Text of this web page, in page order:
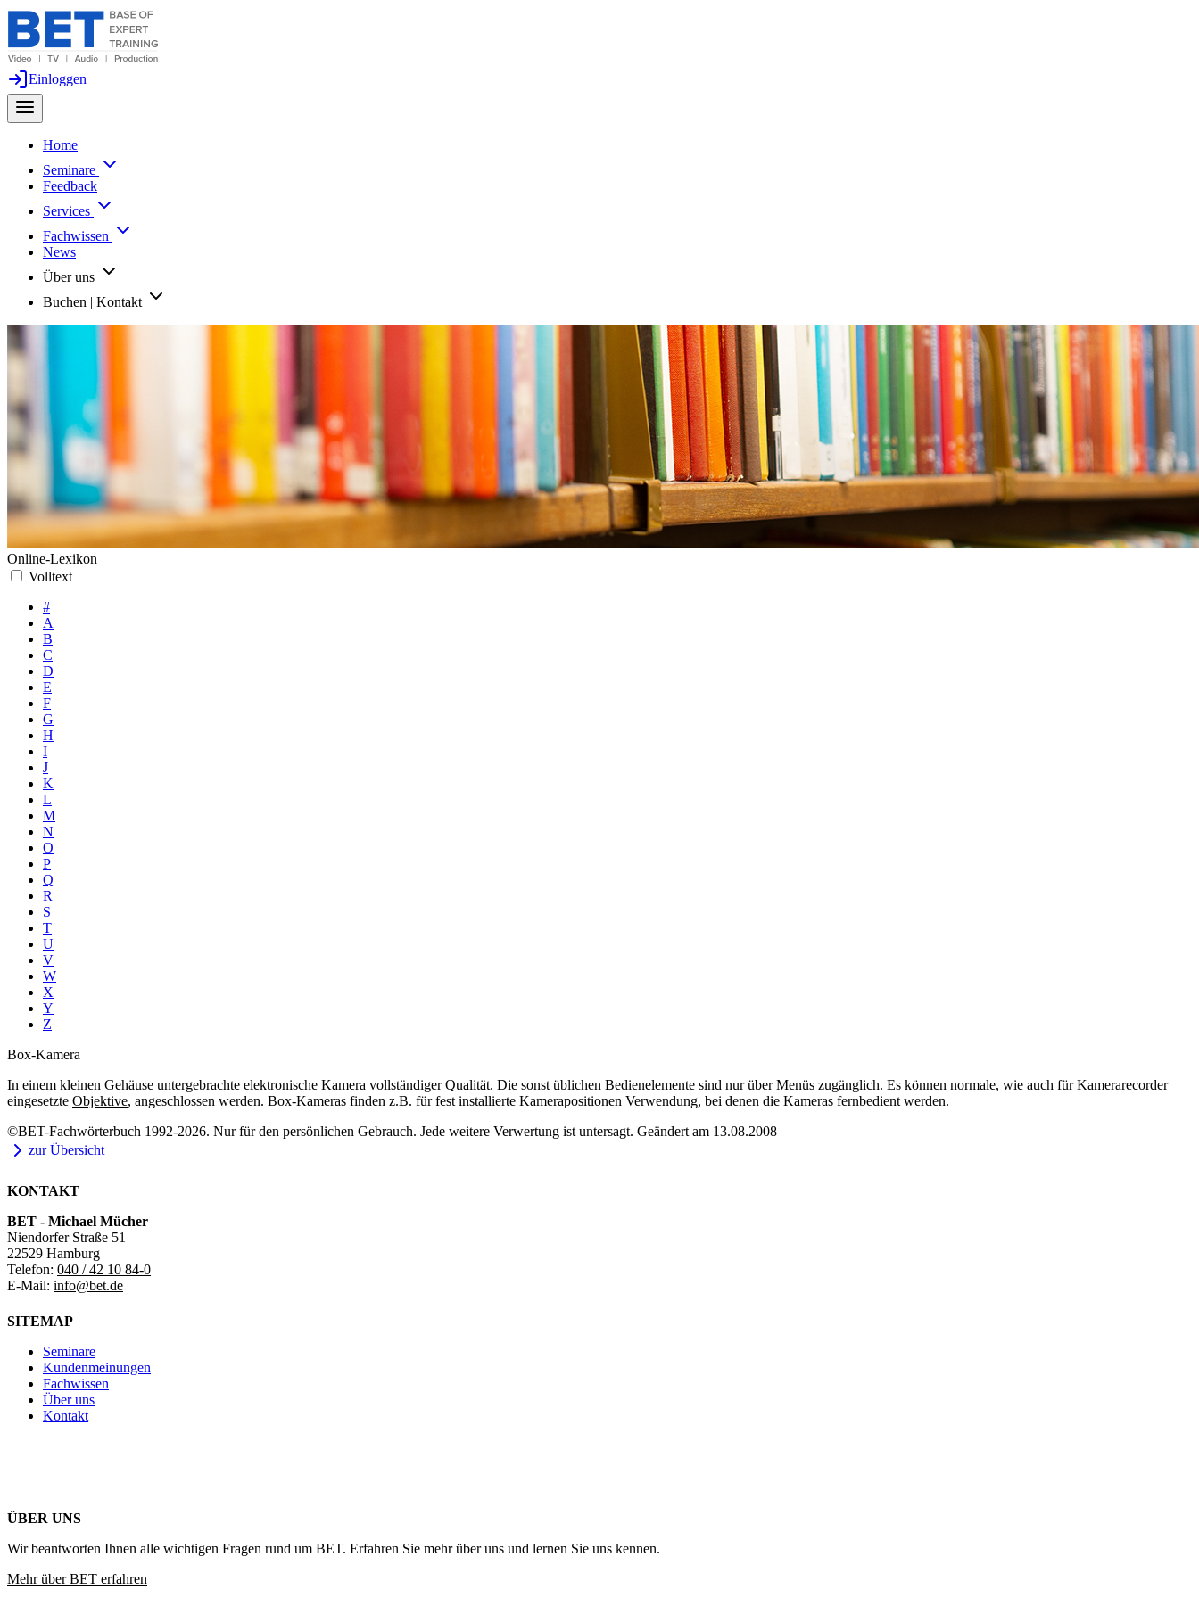
Einloggen
Home
Seminare
Feedback
Services
Fachwissen
News
Über uns
Buchen | Kontakt
Online-Lexikon
Volltext
#
A
B
C
D
E
F
G
H
I
J
K
L
M
N
O
P
Q
R
S
T
U
V
W
X
Y
Z
Box-Kamera
In einem kleinen Gehäuse untergebrachte elektronische Kamera vollständiger Qualität. Die sonst üblichen Bedienelemente sind nur über Menüs zugänglich. Es können normale, wie auch fürKamerarecorder
eingesetzte Objektive, angeschlossen werden. Box-Kameras finden z.B. für fest installierte Kamerapositionen Verwendung, bei denen die Kameras fernbedient werden.
©BET-Fachwörterbuch 1992-2026. Nur für den persönlichen Gebrauch. Jede weitere Verwertung ist untersagt. Geändert am 13.08.2008
zur Übersicht
KONTAKT
BET - Michael Mücher
Niendorfer Straße 51
22529 Hamburg
Telefon: 040 / 42 10 84-0
E-Mail: info@bet.de
SITEMAP
Seminare
Kundenmeinungen
Fachwissen
Über uns
Kontakt
ÜBER UNS
Wir beantworten Ihnen alle wichtigen Fragen rund um BET. Erfahren Sie mehr über uns und lernen Sie uns kennen.
Mehr über BET erfahren